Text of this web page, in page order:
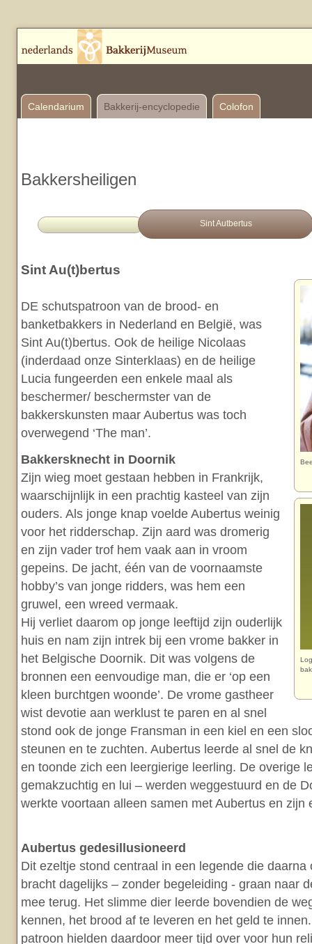
Calendarium Bakkerij-encyclopedie Colofon
Bakkersheiligen
Sint Autbertus
Sint Au(t)bertus
DE schutspatroon van de brood- en
banketbakkers in Nederland en België, was
Sint Au(t)bertus. Ook de heilige Nicolaas
(inderdaad onze Sinterklaas) en de heilige
Lucia fungeerden een enkele maal als
beschermer/ beschermster van de
bakkerskunsten maar Aubertus was toch
overwegend ‘The man’.
Bakkersknecht in Doornik
Zijn wieg moet gestaan hebben in Frankrijk,
waarschijnlijk in een prachtig kasteel van zijn
ouders. Als jonge knap voelde Aubertus weinig
voor het ridderschap. Zijn aard was dromerig
en zijn vader trof hem vaak aan in vroom
gepeins. De jacht, één van de voornaamste
hobby’s van jonge ridders, was hem een
gruwel, een wreed vermaak.
Hij verliet daarom op jonge leeftijd zijn ouderlijk
huis en nam zijn intrek bij een vrome bakker in
het Belgische Doornik. Dit was volgens de
bronnen een eenvoudige man, die er ‘op een
kleen burchtgen woonde’. De vrome gastheer
wist devotie aan werklust te paren en al snel
stond ook de jonge Fransman in een kiel en een
steunen en te zuchten. Aubertus leerde al snel de
en toonde zich een leergierige leerling. De overige
gemakzuchtig en lui – werden weggestuurd en de
werkte voortaan alleen samen met Aubertus en zijn
Aubertus gedesillusioneerd
Dit ezeltje stond centraal in een legende die daarna
bracht dagelijks – zonder begeleiding - graan naar
mee terug. Het slimme dier leerde bovendien de
kennen, het brood af te leveren en het geld te
patroon hielden daardoor meer tijd over voor hun